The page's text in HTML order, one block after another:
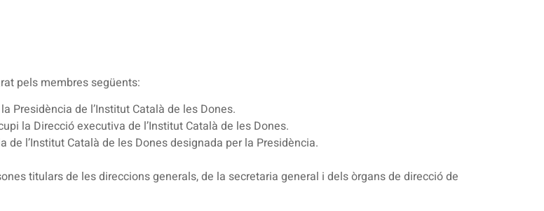
pels membres següents:
Presidència de l’Institut Català de les Dones.
la Direcció executiva de l’Institut Català de les Dones.
l’Institut Català de les Dones designada per la Presidència.
titulars de les direccions generals, de la secretaria general i dels òrgans de direcció de